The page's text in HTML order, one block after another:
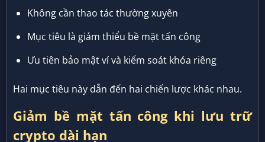
Không cần thao tác thường xuyên
Mục tiêu là giảm thiểu bề mặt tấn công
Ưu tiên bảo mật ví và kiểm soát khóa riêng
Hai mục tiêu này dẫn đến hai chiến lược khác nhau.
Giảm bề mặt tấn công khi lưu trữ
crypto dài hạn